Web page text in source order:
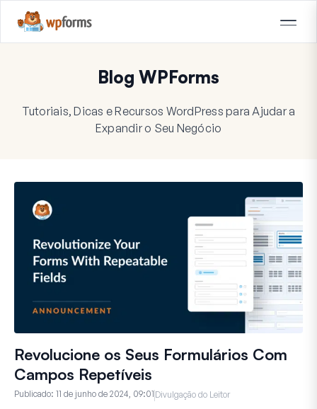
Blog WPForms
Tutoriais, Dicas e Recursos WordPress para Ajudar a
Expandir o Seu Negócio
Revolucione os Seus Formulários Com
Campos Repetíveis
Publicado: 11 de junho de 2024, 09:01 Divulgação do Leitor